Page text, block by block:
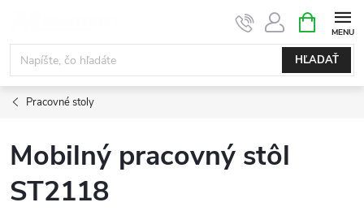
obsah
HĽADAŤ
KOŠÍK
Pracovné stoly
Mobilný pracovný stôl
ST2118